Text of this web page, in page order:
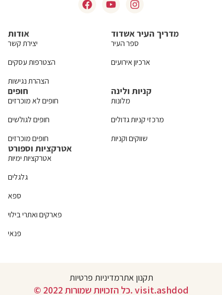
אודות
יצירת קשר
הצטרפות עסקים
הצהרת נגישות
מדריך העיר אשדוד
ספר העיר
ארכיון אירועים
חופים
חופים לא מוכרזים
חופים לגולשים
חופים מוכרזים
קניות ולינה
מלונות
מרכזי קניות גדולים
שווקים וקניות
אטרקציות וספורט
אטרקציות ימיות
גלגלים
ספא
פארקים ואתרי בילוי
פנאי
מדיניות פרטיותתקנון אתר
© 2022 כל הזכויות שמורות. visit.ashdod